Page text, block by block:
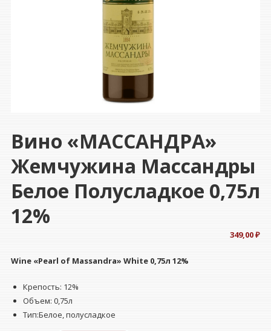
Вино «МАССАНДРА»
Жемчужина Массандры
Белое Полусладкое 0,75л
12%
349,00₽
Wine «Pearl of Massandra» White 0,75л 12%
Крепость: 12%
Объем: 0,75л
Тип:Белое, полусладкое